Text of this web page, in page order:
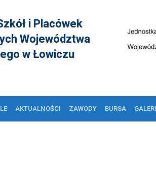
i Placówek
Województwa
w Łowiczu
AKTUALNOŚCI ZAWODY BURSA